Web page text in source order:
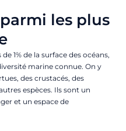
les plus
1% de la surface des océans,
marine connue. On y
des crustacés, des
espèces. Ils sont un
et un espace de